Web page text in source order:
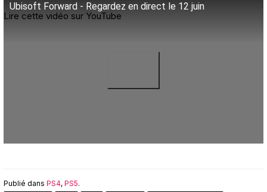
Ubisoft Forward - Regardez en direct le 12 juin
Lire cette vidéo sur YouTube
Publié dans PS4, PS5.